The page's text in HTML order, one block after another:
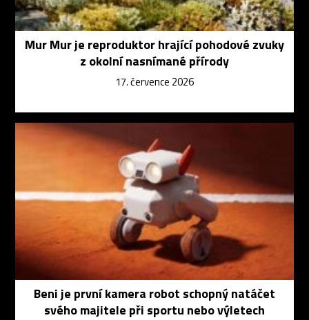
Mur Mur je reproduktor hrající pohodové zvuky
z okolní nasnímané přírody
17. července 2026
Beni je první kamera robot schopný natáčet
svého majitele při sportu nebo výletech